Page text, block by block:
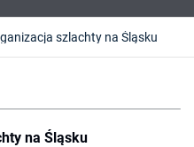
szlachty na Śląsku
na Śląsku